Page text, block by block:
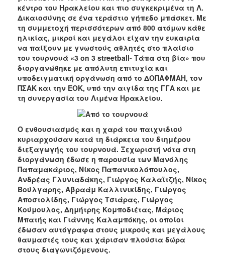
κέντρο του Ηρακλείου και πιο συγκεκριμένα τη Λ.
Δικαιοσύνης σε ένα τεράστιο γήπεδο μπάσκετ. Με
τη συμμετοχή περισσότερων από 800 ατόμων κάθε
ηλικίας, μικροί και μεγάλοι είχαν την ευκαιρία
να παίξουν με γνωστούς αθλητές στο πλαίσιο
του τουρνουά «3 on 3 streetball- Τάπα στη βία» που
διοργανώθηκε με απόλυτη επιτυχία και
υποδειγματική οργάνωση από το ΔΟΠΑΦΜΑΗ, τον
ΠΣΑΚ και την ΕΟΚ, υπό την αιγίδα της ΓΓΑ και με
τη συνεργασία του Λιμένα Ηρακλείου.
Ο ενθουσιασμός και η χαρά του παιχνιδιού
κυριαρχούσαν κατά τη διάρκεια του διημέρου
διεξαγωγής του τουρνουά. Ξεχωριστή νότα στη
διοργάνωση έδωσε η παρουσία των Μανόλης
Παπαμακάριος, Νίκος Παπανικολόπουλος,
Ανδρέας Γλυνιαδάκης, Γιώργος Καλαϊτζής, Νίκος
Βούλγαρης, Αβραάμ Καλλινικίδης, Γιώργος
Αποστολίδης, Γιώργος Τσιάρας, Γιώργος
Κούμουλος, Δημήτρης Κομποδιέτας, Μάριος
Μπατής και Γιάννης Καλαμπόκης, οι οποίοι
έδωσαν αυτόγραφα στους μικρούς και μεγάλους
θαυμαστές τους και χάρισαν πλούσια δώρα
στους διαγωνιζόμενους.